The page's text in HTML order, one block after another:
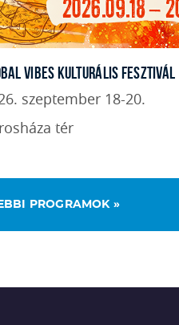
VIBES KULTURÁLIS FESZTIVÁL
szeptember 18-20.
tér
PROGRAMOK »